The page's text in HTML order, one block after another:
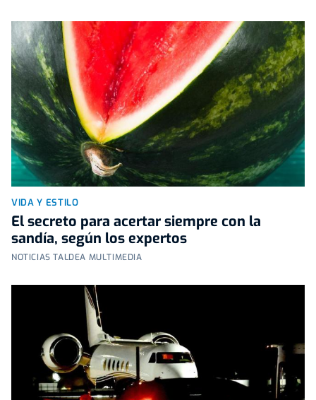
VIDA Y ESTILO
El secreto para acertar siempre con la
sandía, según los expertos
NOTICIAS TALDEA MULTIMEDIA